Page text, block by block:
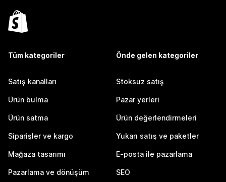
Tüm kategoriler
Satış kanalları
Ürün bulma
Ürün satma
Siparişler ve kargo
Mağaza tasarımı
Pazarlama ve dönüşüm
Önde gelen kategoriler
Stoksuz satış
Pazar yerleri
Ürün değerlendirmeleri
Yukarı satış ve paketler
E-posta ile pazarlama
SEO